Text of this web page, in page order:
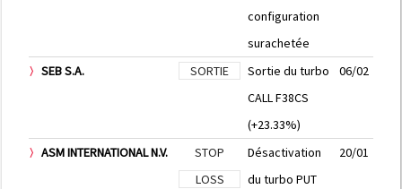
configuration
surachetée
SEB S.A. SORTIE
Sortie du turbo
CALL F38CS
(+23.33%)
06/02
ASM INTERNATIONAL N.V.
STOP
LOSS
Désactivation
du turbo PUT
20/01